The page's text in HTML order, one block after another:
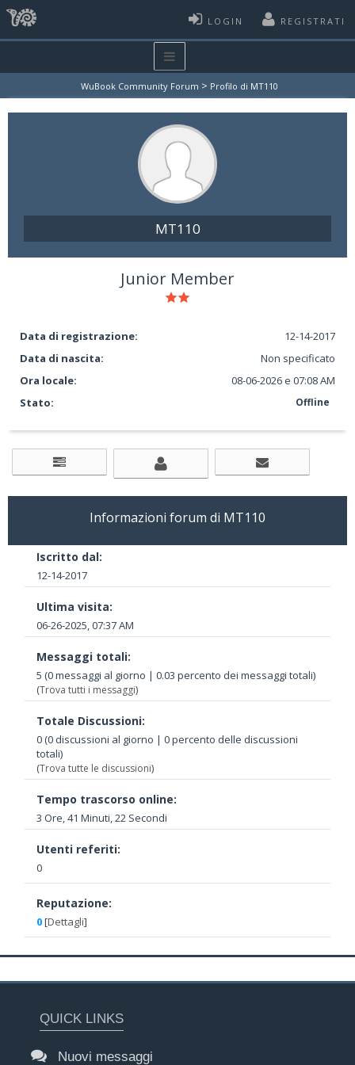
LOGIN REGISTRATI
WuBook Community Forum > Profilo di MT110
MT110
Junior Member
Data di registrazione:
12-14-2017
Data di nascita:
Non specificato
Ora locale:
08-06-2026 e 07:08 AM
Stato:
Offline
Informazioni forum di MT110
Iscritto dal:
12-14-2017
Ultima visita:
06-26-2025, 07:37 AM
Messaggi totali:
5 (0 messaggi al giorno | 0.03 percento dei messaggi totali)
(Trova tutti i messaggi)
Totale Discussioni:
0 (0 discussioni al giorno | 0 percento delle discussioni
totali)
(Trova tutte le discussioni)
Tempo trascorso online:
3 Ore, 41 Minuti, 22 Secondi
Utenti referiti:
0
Reputazione:
0[Dettagli]
QUICK LINKS
Nuovi messaggi